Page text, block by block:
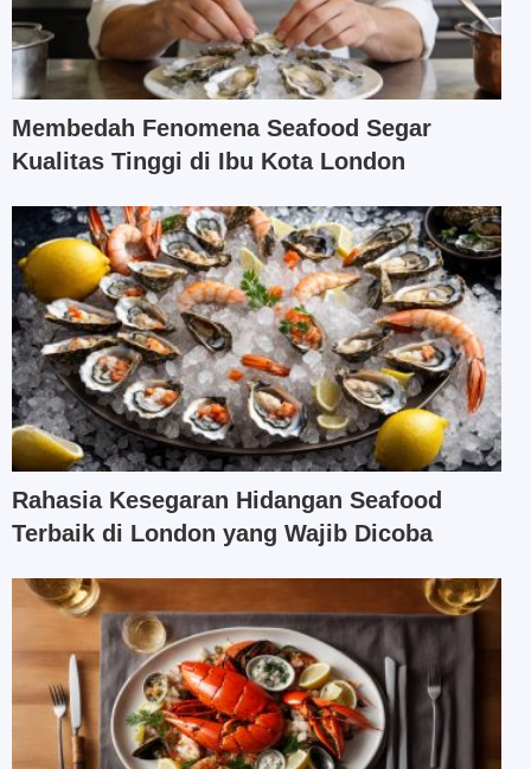
Membedah Fenomena Seafood Segar
Kualitas Tinggi di Ibu Kota London
Rahasia Kesegaran Hidangan Seafood
Terbaik di London yang Wajib Dicoba